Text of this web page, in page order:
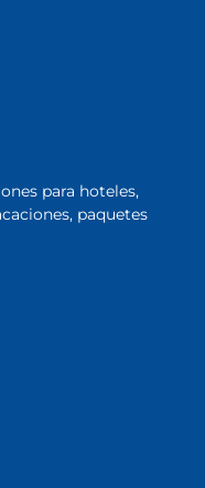
para hoteles,
paquetes